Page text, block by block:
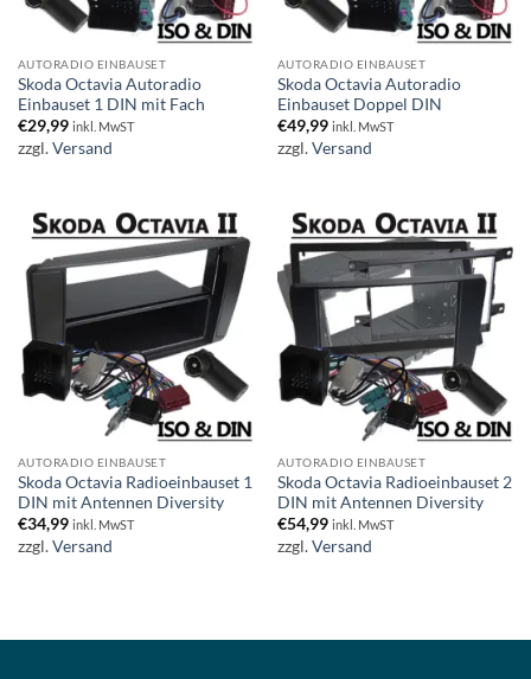
AUTORADIO EINBAUSET
Skoda Octavia Autoradio
Einbauset 1 DIN mit Fach
€29,99 inkl. MwST
zzgl.Versand
AUTORADIO EINBAUSET
Skoda Octavia Autoradio
Einbauset Doppel DIN
€49,99 inkl. MwST
zzgl.Versand
AUTORADIO EINBAUSET
Skoda Octavia Radioeinbauset 1
DIN mit Antennen Diversity
€34,99 inkl. MwST
zzgl.Versand
AUTORADIO EINBAUSET
Skoda Octavia Radioeinbauset 2
DIN mit Antennen Diversity
€54,99 inkl. MwST
zzgl.Versand